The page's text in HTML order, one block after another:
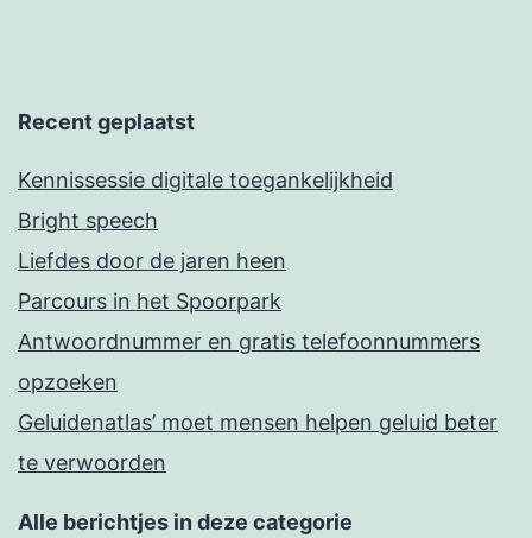
Recent geplaatst
Kennissessie digitale toegankelijkheid
Bright speech
Liefdes door de jaren heen
Parcours in het Spoorpark
Antwoordnummer en gratis telefoonnummers
opzoeken
Geluidenatlas’ moet mensen helpen geluid beter
te verwoorden
Alle berichtjes in deze categorie